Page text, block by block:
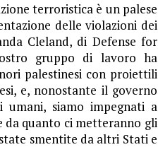
terroristica è un palese
delle violazioni dei
Cleland, di Defense for
gruppo di lavoro ha
palestinesi con proiettili
e, nonostante il governo
siamo impegnati a
quanto ci metteranno gli
smentite da altri Stati e